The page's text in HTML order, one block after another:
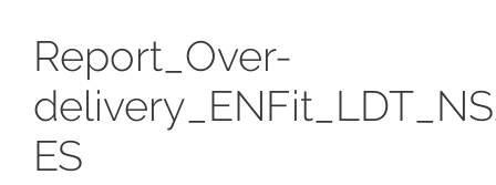
Report_Over-
ES